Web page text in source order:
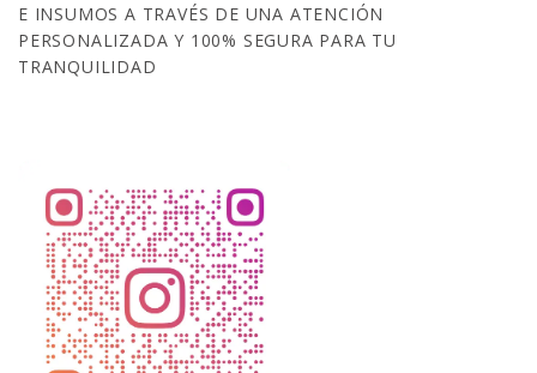
E INSUMOS A TRAVÉS DE UNA ATENCIÓN
PERSONALIZADA Y 100% SEGURA PARA TU
TRANQUILIDAD